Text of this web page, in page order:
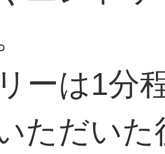
ーは1分
ただい